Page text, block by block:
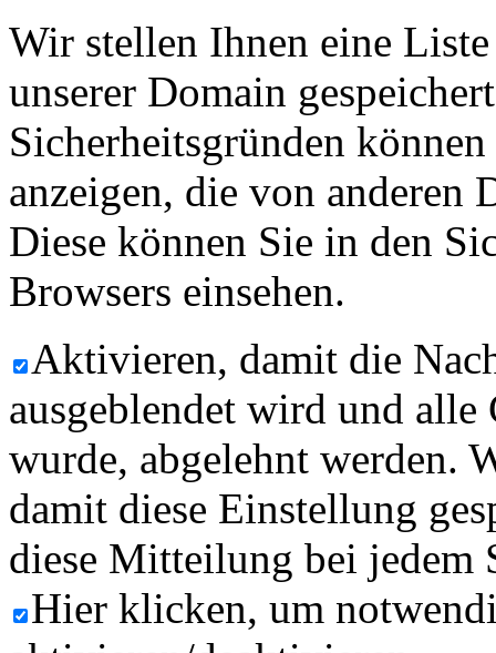
Wir stellen Ihnen eine
unserer Domain
Sicherheitsgründen
anzeigen, die von anderen
Diese können Sie in den
Browsers einsehen.
Aktivieren, damit die
ausgeblendet wird und
wurde, abgelehnt werden.
damit diese Einstellung
diese Mitteilung bei jedem
Hier klicken, um